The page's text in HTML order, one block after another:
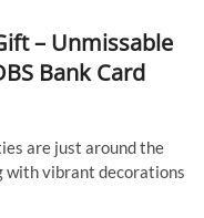
– Unmissable
Bank Card
are just around the
with vibrant decorations